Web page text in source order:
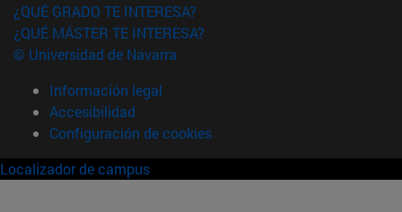
¿QUÉ GRADO TE INTERESA?
¿QUÉ MÁSTER TE INTERESA?
© Universidad de Navarra
Información legal
Accesibilidad
Configuración de cookies
Localizador de campus